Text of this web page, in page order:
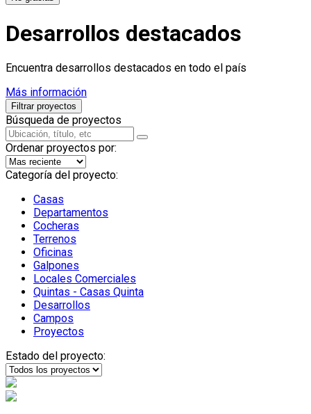
Desarrollos destacados
Encuentra desarrollos destacados en todo el país
Más información
Filtrar proyectos
Búsqueda de proyectos
Ordenar proyectos por:
Categoría del proyecto:
Casas
Departamentos
Cocheras
Terrenos
Oficinas
Galpones
Locales Comerciales
Quintas - Casas Quinta
Desarrollos
Campos
Proyectos
Estado del proyecto: